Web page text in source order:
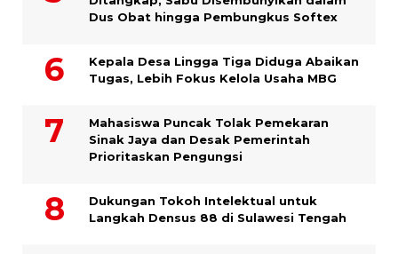
Dus Obat hingga Pembungkus Softex
Kepala Desa Lingga Tiga Diduga Abaikan
Tugas, Lebih Fokus Kelola Usaha MBG
Mahasiswa Puncak Tolak Pemekaran
Sinak Jaya dan Desak Pemerintah
Prioritaskan Pengungsi
Dukungan Tokoh Intelektual untuk
Langkah Densus 88 di Sulawesi Tengah